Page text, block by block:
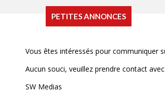
PETITES ANNONCES
Vous êtes intéressés pour communiquer
Aucun souci, veuillez prendre contact
SW Medias